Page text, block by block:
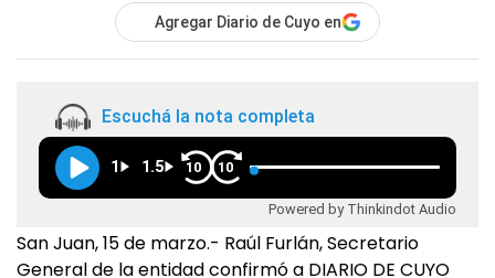
Agregar Diario de Cuyo en
Escuchá la nota completa
1 1.5 10 10
Powered by Thinkindot Audio
San Juan, 15 de marzo.- Raúl Furlán, Secretario
General de la entidad confirmó a DIARIO DE CUYO